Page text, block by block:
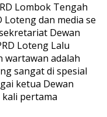
Lombok Tengah
Loteng dan media se
Dewan
Loteng Lalu
wartawan adalah
sangat di spesial
ketua Dewan
pertama